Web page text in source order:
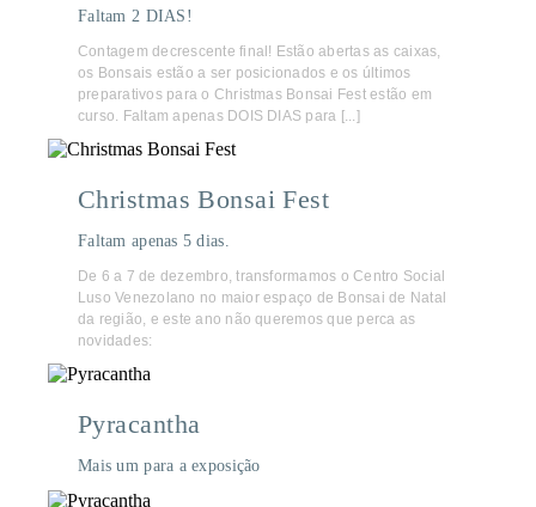
Faltam 2 DIAS!
Contagem decrescente final! Estão abertas as caixas,
os Bonsais estão a ser posicionados e os últimos
preparativos para o Christmas Bonsai Fest estão em
curso. Faltam apenas DOIS DIAS para [...]
Christmas Bonsai Fest
Faltam apenas 5 dias.
De 6 a 7 de dezembro, transformamos o Centro Social
Luso Venezolano no maior espaço de Bonsai de Natal
da região, e este ano não queremos que perca as
novidades:
Pyracantha
Mais um para a exposição